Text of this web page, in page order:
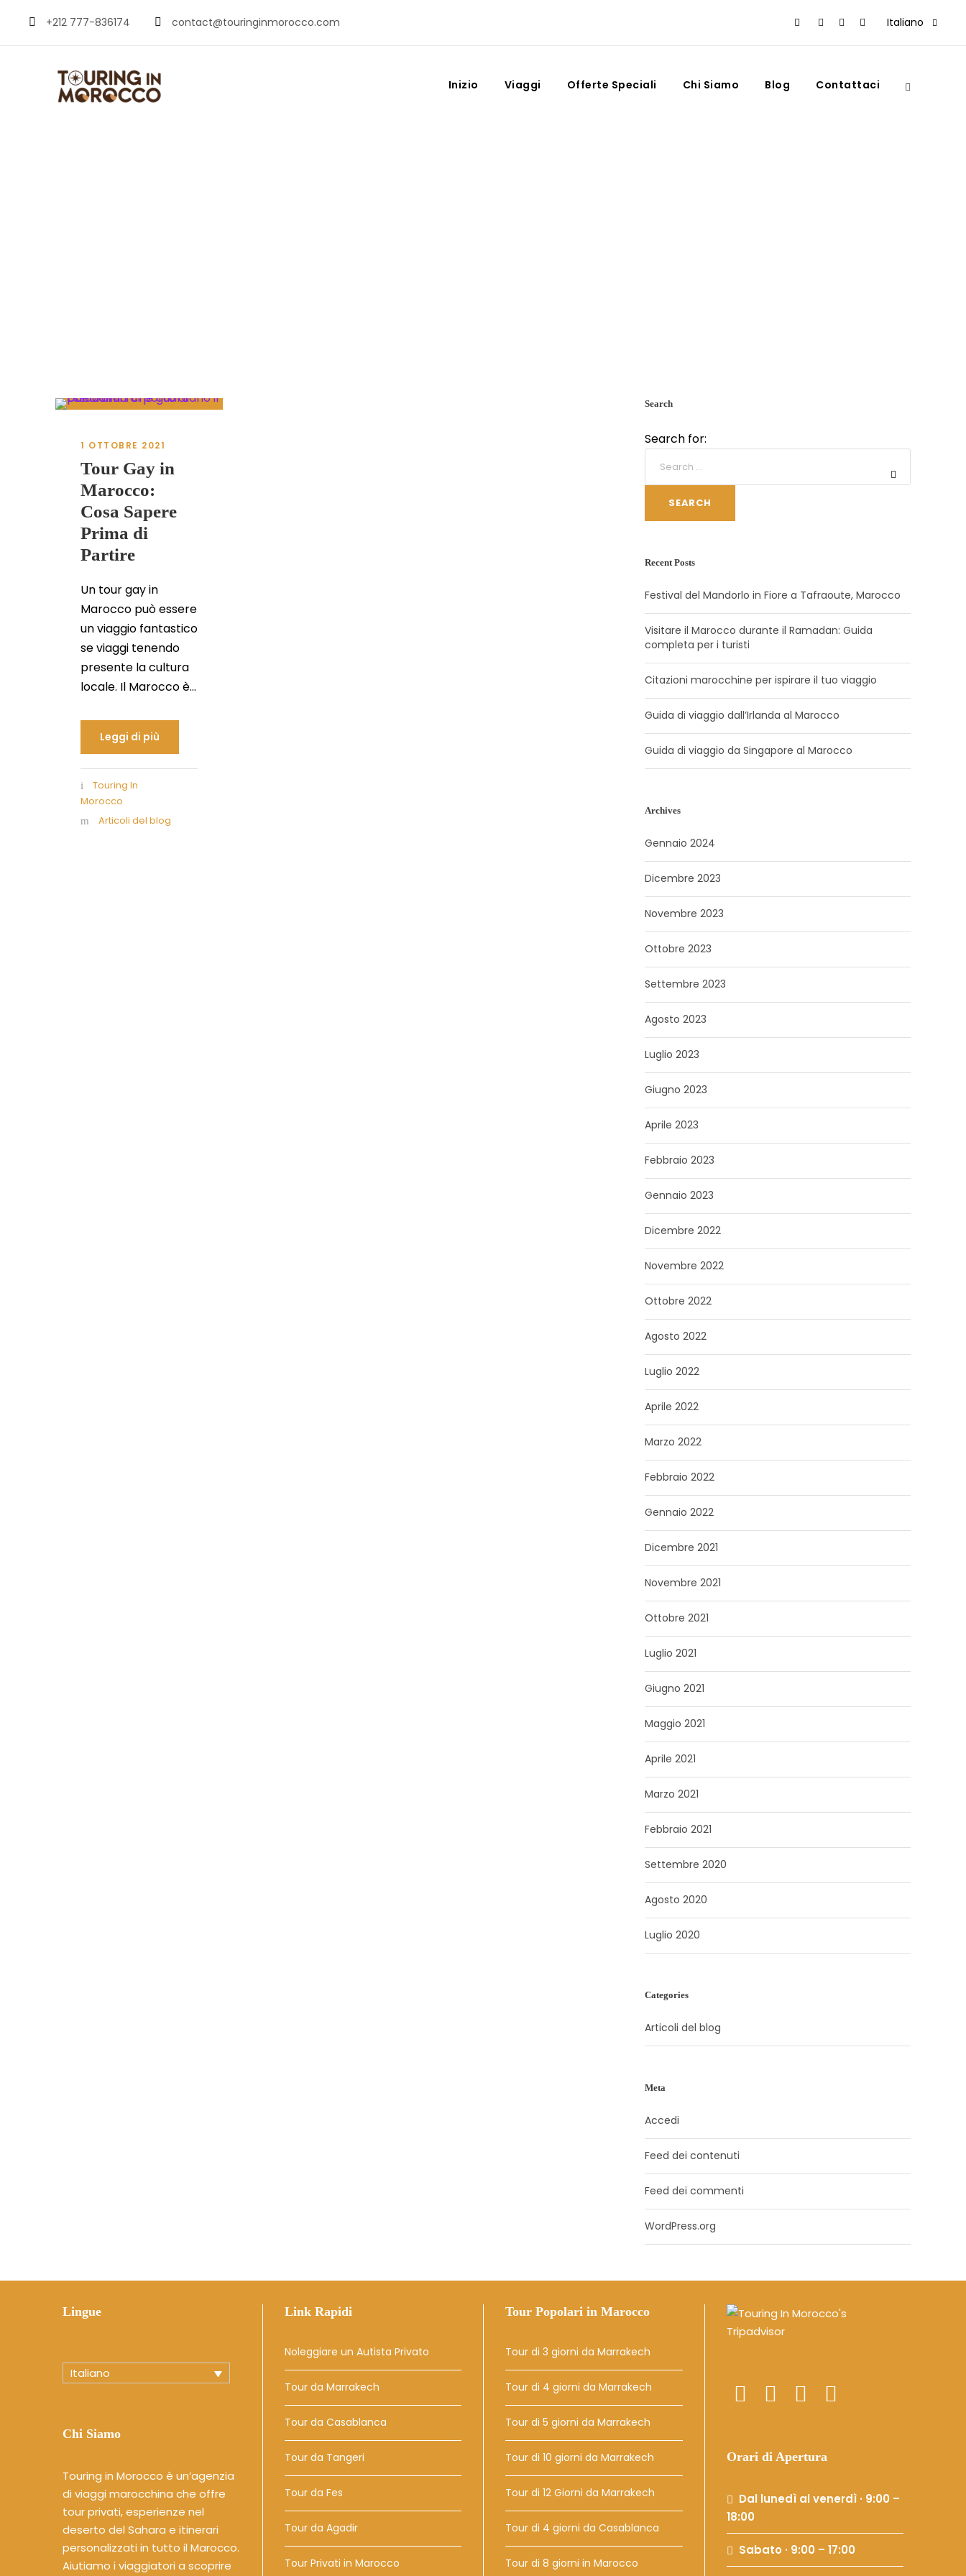
+212 777-836174 contact@touringinmorocco.com Italiano
Inizio Viaggi Offerte Speciali Chi Siamo Blog Contattaci
1 OTTOBRE 2021
Tour Gay in
Marocco:
Cosa Sapere
Prima di
Partire
Un tour gay in
Marocco può essere
un viaggio fantastico
se viaggi tenendo
presente la cultura
locale. Il Marocco è...
Leggi di più
Touring In
Morocco
Articoli del blog
Search
Search for:
SEARCH
Recent Posts
Festival del Mandorlo in Fiore a Tafraoute, Marocco
Visitare il Marocco durante il Ramadan: Guida
completa per i turisti
Citazioni marocchine per ispirare il tuo viaggio
Guida di viaggio dall’Irlanda al Marocco
Guida di viaggio da Singapore al Marocco
Archives
Gennaio 2024
Dicembre 2023
Novembre 2023
Ottobre 2023
Settembre 2023
Agosto 2023
Luglio 2023
Giugno 2023
Aprile 2023
Febbraio 2023
Gennaio 2023
Dicembre 2022
Novembre 2022
Ottobre 2022
Agosto 2022
Luglio 2022
Aprile 2022
Marzo 2022
Febbraio 2022
Gennaio 2022
Dicembre 2021
Novembre 2021
Ottobre 2021
Luglio 2021
Giugno 2021
Maggio 2021
Aprile 2021
Marzo 2021
Febbraio 2021
Settembre 2020
Agosto 2020
Luglio 2020
Categories
Articoli del blog
Meta
Accedi
Feed dei contenuti
Feed dei commenti
WordPress.org
Lingue
Italiano
Chi Siamo
Touring in Morocco è un’agenzia
di viaggi marocchina che offre
tour privati, esperienze nel
deserto del Sahara e itinerari
personalizzati in tutto il Marocco.
Aiutiamo i viaggiatori a scoprire
Link Rapidi
Noleggiare un Autista Privato
Tour da Marrakech
Tour da Casablanca
Tour da Tangeri
Tour da Fes
Tour da Agadir
Tour Privati ​​in Marocco
Tour Popolari in Marocco
Tour di 3 giorni da Marrakech
Tour di 4 giorni da Marrakech
Tour di 5 giorni da Marrakech
Tour di 10 giorni da Marrakech
Tour di 12 Giorni da Marrakech
Tour di 4 giorni da Casablanca
Tour di 8 giorni in Marocco
Orari di Apertura
Dal lunedì al venerdì · 9:00 –
18:00
Sabato · 9:00 – 17:00